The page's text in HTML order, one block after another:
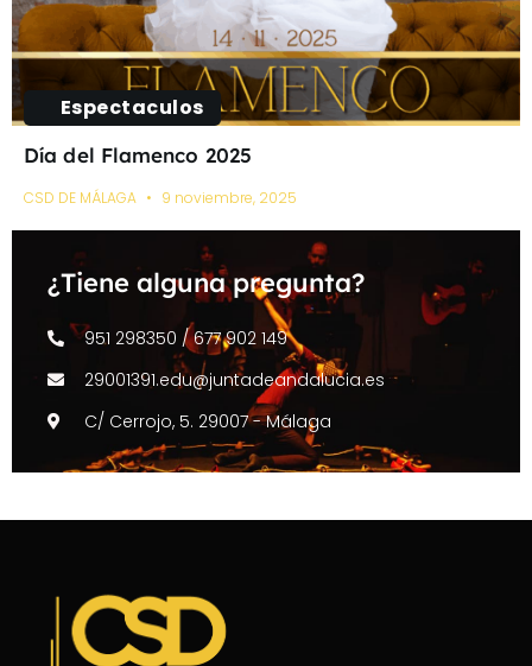
Espectaculos
Día del Flamenco 2025
CSD DE MÁLAGA 9 noviembre, 2025
¿Tiene alguna pregunta?
951 298350 / 677 902 149
29001391.edu@juntadeandalucia.es
C/ Cerrojo, 5. 29007 - Málaga